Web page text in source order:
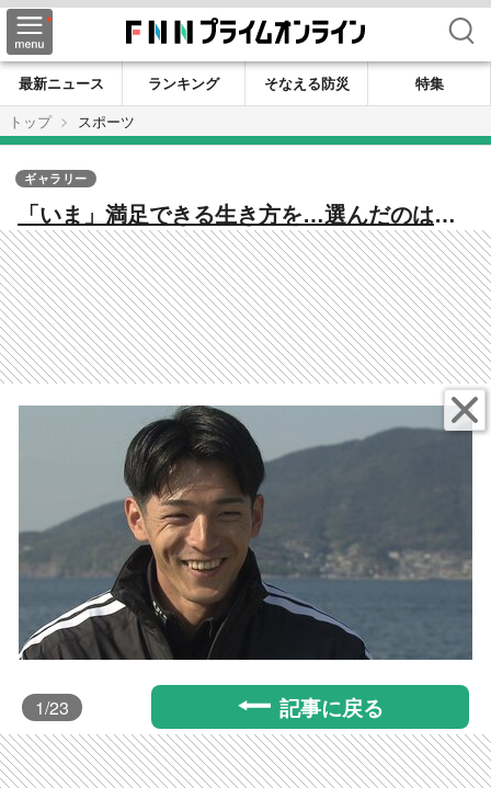
検索
最新ニュース ランキング そなえる防災
特集
トップ
スポーツ
「いま」満足できる生き方を…選んだのは地
元で“ひとり”陸上に向き合う道 ユース五輪
銅メダリストの24歳のスプリンターが「ロス
五輪」を目指す
ギャラリー
1/23 記事に戻る